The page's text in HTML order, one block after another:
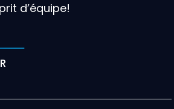
d’équipe!